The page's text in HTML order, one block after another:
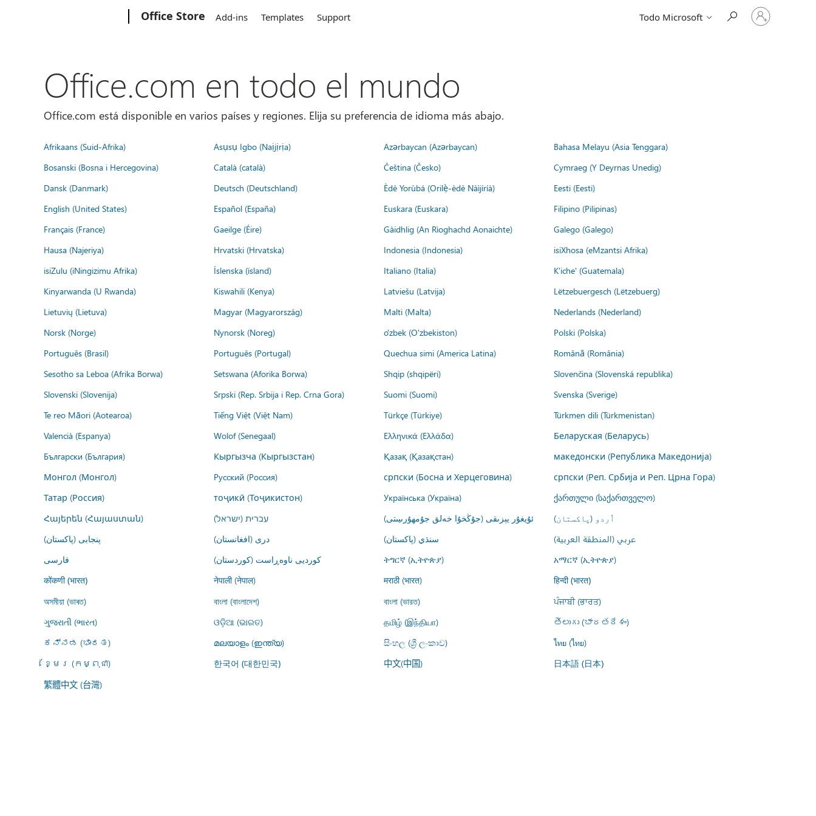
Office Store Add-ins Templates Support Todo Microsoft
Iniciar
sesión
Office.com en todo el mundo
Office.com está disponible en varios países y regiones. Elija su preferencia de idioma más abajo.
Afrikaans (Suid-Afrika) Asụsụ Igbo (Naịjịrịa) Azərbaycan (Azərbaycan)
Bahasa Melayu (Asia Tenggara)
Bosanski (Bosna i Hercegovina)
Català (català) Čeština (Česko)
Cymraeg (Y Deyrnas Unedig)
Dansk (Danmark)
Deutsch (Deutschland) Èdè Yorùbá (Orilẹ̀-èdè Nàìjíríà)
Eesti (Eesti)
English (United States)
Español (España) Euskara (Euskara)
Filipino (Pilipinas)
Français (France)
Gaeilge (Éire) Gàidhlig (An Rìoghachd Aonaichte)
Galego (Galego)
Hausa (Najeriya)
Hrvatski (Hrvatska) Indonesia (Indonesia)
isiXhosa (eMzantsi Afrika)
isiZulu (iNingizimu Afrika)
Íslenska (ísland) Italiano (Italia)
K'iche' (Guatemala)
Kinyarwanda (U Rwanda)
Kiswahili (Kenya) Latviešu (Latvija)
Lëtzebuergesch (Lëtzebuerg)
Lietuvių (Lietuva)
Magyar (Magyarország) Malti (Malta)
Nederlands (Nederland)
Norsk (Norge)
Nynorsk (Noreg) o'zbek (O'zbekiston)
Polski (Polska)
Português (Brasil)
Português (Portugal) Quechua simi (America Latina)
Română (România)
Sesotho sa Leboa (Afrika Borwa)
Setswana (Aforika Borwa) Shqip (shqipëri)
Slovenčina (Slovenská republika)
Slovenski (Slovenija)
Srpski (Rep. Srbija i Rep. Crna Gora) Suomi (Suomi)
Svenska (Sverige)
Te reo Māori (Aotearoa)
Tiếng Việt (Việt Nam) Türkçe (Türkiye)
Türkmen dili (Türkmenistan)
Valencià (Espanya)
Wolof (Senegaal) Ελληνικά (Ελλάδα)
Беларуская (Беларусь)
Български (България)
Кыргызча (Кыргызстан) Қазақ (Қазақстан)
македонски (Република Македонија)
Монгол (Монгол)
Русский (Россия) српски (Босна и Херцеговина)
српски (Реп. Србија и Реп. Црна Гора)
Татар (Россия)
тоҷикӣ (Тоҷикистон) Українська (Україна)
ქართული (საქართველო)
Հայերեն (Հայաստան)
עברית (ישראל) ئۇيغۇر يېزىقى (جۇڭخۇا خەلق جۇمھۇرىيىتى)
اُردو (پاکستان)
پنجابی (پاکستان)
درى (افغانستان) سنڌي (پاکستان)
عربي (المنطقة العربية)
فارسى
کوردیی ناوەڕاست (کوردستان) ትግርኛ (ኢትዮጵያ) አማርኛ (ኢትዮጵያ)
कोंकणी (भारत) नेपाली (नेपाल) मराठी (भारत) हिन्दी (भारत)
অসমীয়া (ভাৰত) বাংলা (বাংলাদেশ) বাংলা (ভারত)
ਪੰਜਾਬੀ (ਭਾਰਤ)
ગુજરાતી (ભારત)
ଓଡ଼ିଆ (ଭାରତ) தமிழ் (இந்தியா)
తెలుగు (భారతదేశం)
ಕನ್ನಡ (ಭಾರತ)
മലയാളം (ഇന്ത്യ) සිංහල (ශ්‍රී ලංකාව)
ไทย (ไทย)
ខ្មែរ (កម្ពុជា)
한국어 (대한민국) 中文(中国) 日本語 (日本)
繁體中文 (台灣)